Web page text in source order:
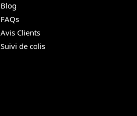
Blog
FAQs
Avis Clients
Suivi de colis